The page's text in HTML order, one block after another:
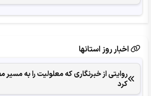
اخبار روز استانها
روایتی از خبرنگاری که معلولیت را به مسیر
کرد